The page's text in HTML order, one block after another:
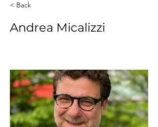
< Back
Andrea Micalizzi